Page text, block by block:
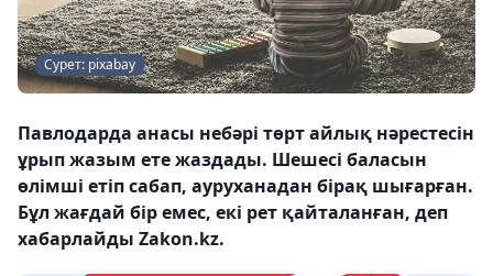
Сурет: pixabay
Павлодарда анасы небәрі төрт айлық нәрестесін
ұрып жазым ете жаздады. Шешесі баласын
өлімші етіп сабап, ауруханадан бірақ шығарған.
Бұл жағдай бір емес, екі рет қайталанған, деп
хабарлайды Zakon.kz.